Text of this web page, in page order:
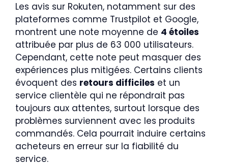
Les avis sur Rokuten, notamment sur des
plateformes comme Trustpilot et Google,
montrent une note moyenne de 4 étoiles
attribuée par plus de 63 000 utilisateurs.
Cependant, cette note peut masquer des
expériences plus mitigées. Certains clients
évoquent des retours difficiles et un
service clientèle qui ne répondrait pas
toujours aux attentes, surtout lorsque des
problèmes surviennent avec les produits
commandés. Cela pourrait induire certains
acheteurs en erreur sur la fiabilité du
service.